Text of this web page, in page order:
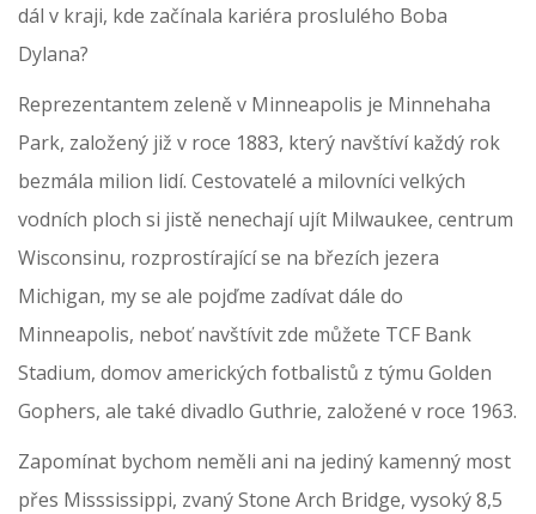
dál v kraji, kde začínala kariéra proslulého Boba
Dylana?
Reprezentantem zeleně v Minneapolis je Minnehaha
Park, založený již v roce 1883, který navštíví každý rok
bezmála milion lidí. Cestovatelé a milovníci velkých
vodních ploch si jistě nenechají ujít Milwaukee, centrum
Wisconsinu, rozprostírající se na březích jezera
Michigan, my se ale pojďme zadívat dále do
Minneapolis, neboť navštívit zde můžete TCF Bank
Stadium, domov amerických fotbalistů z týmu Golden
Gophers, ale také divadlo Guthrie, založené v roce 1963.
Zapomínat bychom neměli ani na jediný kamenný most
přes Misssissippi, zvaný Stone Arch Bridge, vysoký 8,5